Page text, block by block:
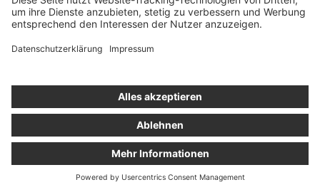
Sie kaufen momentan als Geschäftskunde ein. Im Privatkunden-
Shop verstehen sich alle Preise inkl. MwSt. und es gilt das
gesetzliche Rückgaberecht von 14 Tagen.
ALS PRIVATKUNDE BESTELLEN